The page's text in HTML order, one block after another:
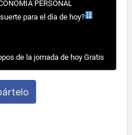
PERSONAL
para el día de hoy?
de la jornada de hoy Gratis